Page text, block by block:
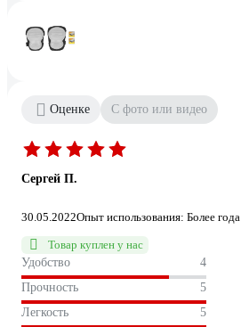
Оценке С фото или видео
Сергей П.
30.05.2022Опыт использования: Более года
Товар куплен у нас
Удобство
4
Прочность
5
Легкость
5